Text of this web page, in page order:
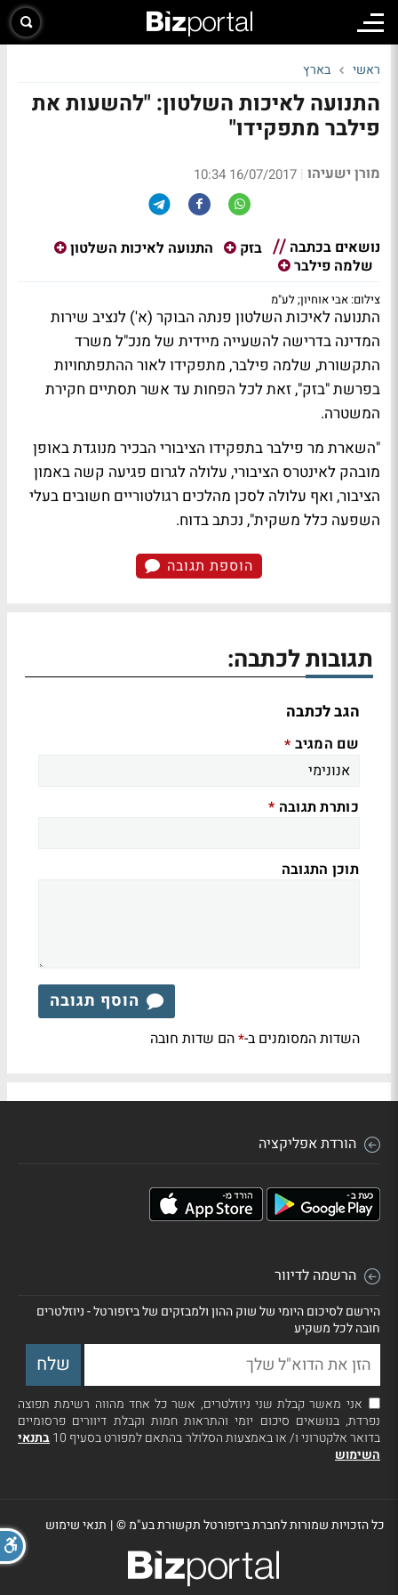
ראשי בארץ
התנועה לאיכות השלטון: "להשעות את
פילבר מתפקידו"
מורן ישעיהו |
16/07/2017 10:34
נושאים בכתבה בזק
התנועה לאיכות השלטון
שלמה פילבר
צילום: אבי אוחיון; לע"מ
התנועה לאיכות השלטון פנתה הבוקר (א') לנציב שירות
המדינה בדרישה להשעייה מיידית של מנכ"ל משרד
התקשורת, שלמה פילבר, מתפקידו לאור ההתפתחויות
בפרשת "בזק", זאת לכל הפחות עד אשר תסתיים חקירת
המשטרה.
"השארת מר פילבר בתפקידו הציבורי הבכיר מנוגדת באופן
מובהק לאינטרס הציבורי, עלולה לגרום פגיעה קשה באמון
הציבור, ואף עלולה לסכן מהלכים רגולטוריים חשובים בעלי
השפעה כלל משקית", נכתב בדוח.
הוספת תגובה
תגובות לכתבה:
הגב לכתבה
שם המגיב *
כותרת תגובה *
תוכן התגובה
הוסף תגובה
השדות המסומנים ב-*הם שדות חובה
הורדת אפליקציה
הרשמה לדיוור
הירשם לסיכום היומי של שוק ההון ולמבזקים של ביזפורטל - ניוזלטרים
חובה לכל משקיע
אני מאשר קבלת שני ניוזלטרים, אשר כל אחד מהווה רשימת תפוצה
נפרדת, בנושאים סיכום יומי והתראות חמות וקבלת דיוורים פרסומיים
בדואר אלקטרוני ו/ או באמצעות הסלולר בהתאם למפורט בסעיף 10
בתנאי
השימוש
כל הזכויות שמורות לחברת ביזפורטל תקשורת בע"מ ©| תנאי שימוש